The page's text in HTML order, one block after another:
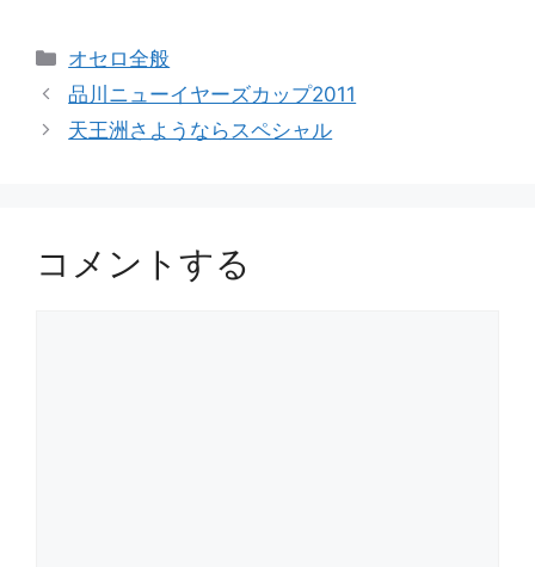
カ
テ
リ
オセロ全般
品川ニューイヤーズカップ2011
天王洲さようならスペシャル
コメントする